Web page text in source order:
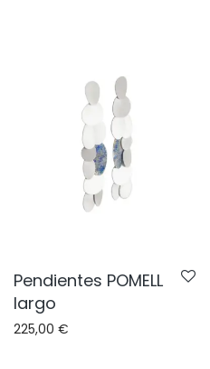
Pendientes POMELL
largo
225,00 €